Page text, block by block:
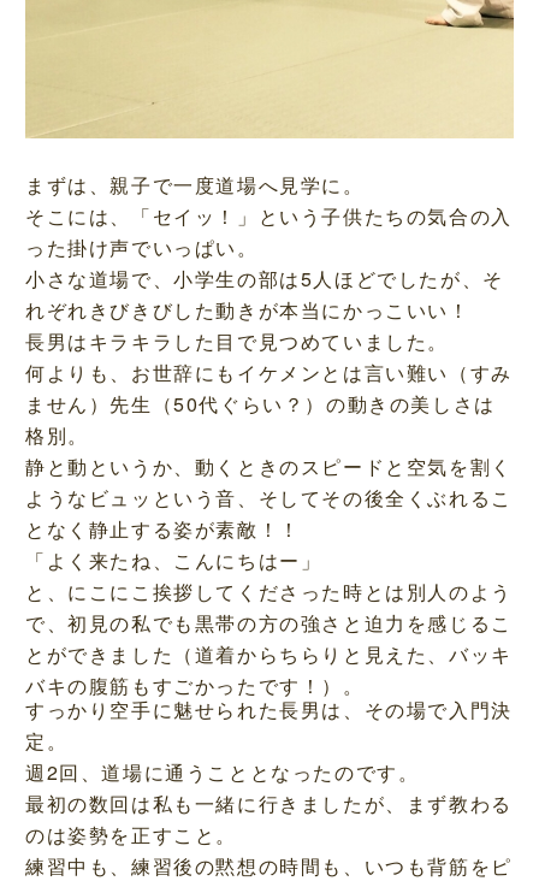
まずは、親子で一度道場へ見学に。
そこには、「セイッ！」という子供たちの気合の入
った掛け声でいっぱい。
小さな道場で、小学生の部は5人ほどでしたが、そ
れぞれきびきびした動きが本当にかっこいい！
長男はキラキラした目で見つめていました。
何よりも、お世辞にもイケメンとは言い難い（すみ
ません）先生（50代ぐらい？）の動きの美しさは
格別。
静と動というか、動くときのスピードと空気を割く
ようなビュッという音、そしてその後全くぶれるこ
となく静止する姿が素敵！！
「よく来たね、こんにちはー」
と、にこにこ挨拶してくださった時とは別人のよう
で、初見の私でも黒帯の方の強さと迫力を感じるこ
とができました（道着からちらりと見えた、バッキ
バキの腹筋もすごかったです！）。
すっかり空手に魅せられた長男は、その場で入門決
定。
週2回、道場に通うこととなったのです。
最初の数回は私も一緒に行きましたが、まず教わる
のは姿勢を正すこと。
練習中も、練習後の黙想の時間も、いつも背筋をピ